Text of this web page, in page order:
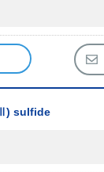
sulfide